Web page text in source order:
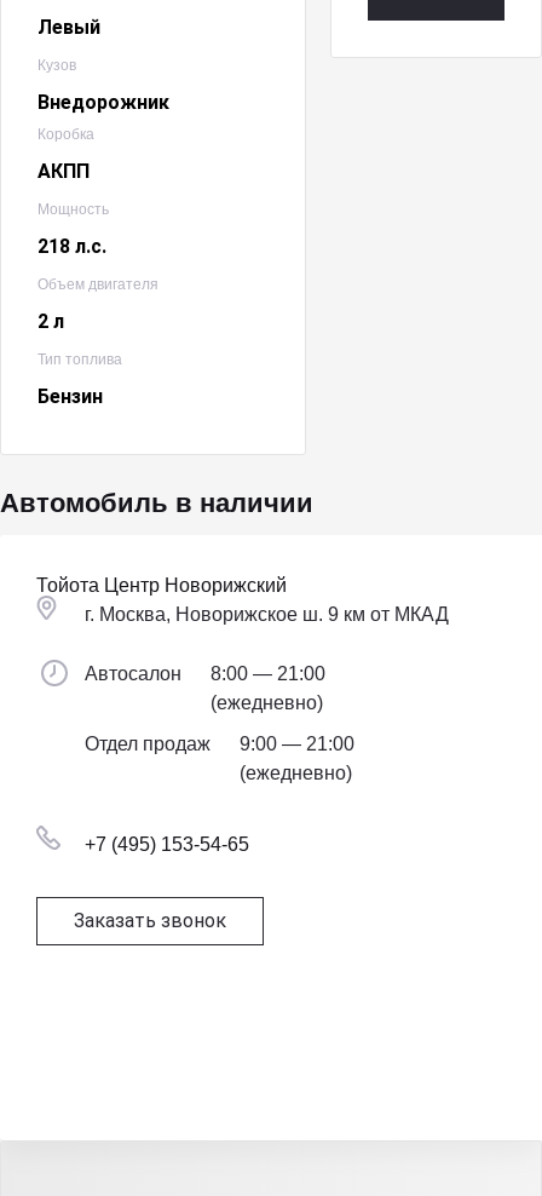
Левый
Кузов
Внедорожник
Коробка
АКПП
Мощность
218 л.с.
Объем двигателя
2 л
Тип топлива
Бензин
Автомобиль в наличии
Тойота Центр Новорижский
г. Москва, Новорижское ш. 9 км от МКАД
Автосалон
8:00 — 21:00
(ежедневно)
Отдел продаж
9:00 — 21:00
(ежедневно)
+7 (495) 153-54-65
Заказать звонок